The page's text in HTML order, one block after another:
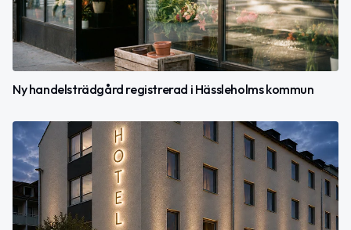
Ny handelsträdgård registrerad i Hässleholms kommun